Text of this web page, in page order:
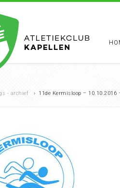
- archief › 11de Kermisloop – 10.10.2016